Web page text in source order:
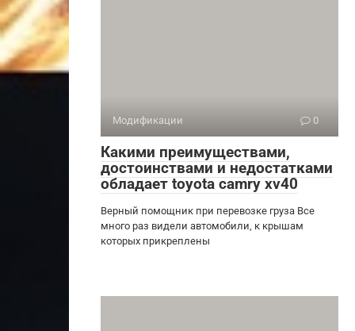
Модификации 0
Какими преимуществами,
достоинствами и недостатками
обладает toyota camry xv40
Верный помощник при перевозке груза Все
много раз видели автомобили, к крышам
которых прикреплены